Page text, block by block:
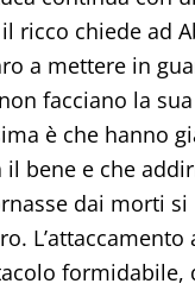
ricco chiede ad
a mettere in
facciano la
è che hanno
il bene e che
dai morti si
L’attaccamento
formidabile,